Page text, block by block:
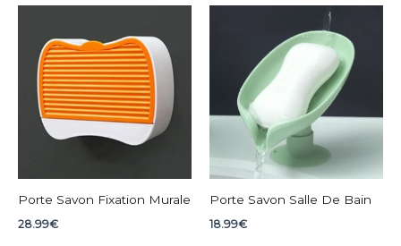
Porte Savon Fixation Murale
28.99€
Porte Savon Salle De Bain
18.99€